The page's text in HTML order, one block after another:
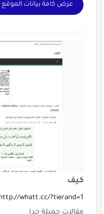
عرض كافة بيانات الموقع
كيف
http://whatt.cc/?tierand=1
مقالات جميلة جدا